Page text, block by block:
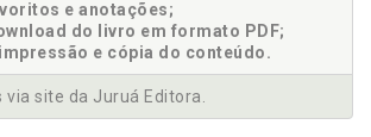
e anotações;
do livro em formato PDF;
e cópia do conteúdo.
site da Juruá Editora.